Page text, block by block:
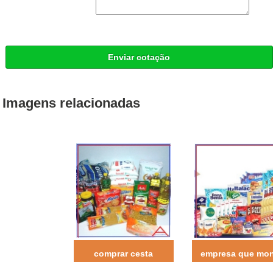
Enviar cotação
Imagens relacionadas
comprar cesta
empresa que